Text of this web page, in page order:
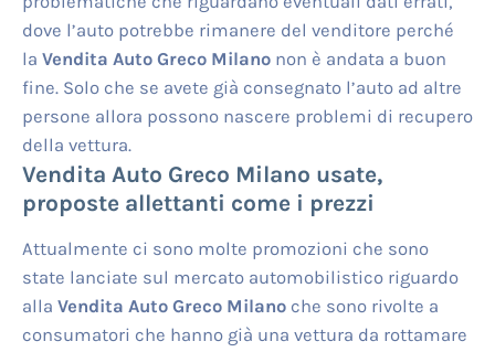
dove l’auto potrebbe rimanere del venditore perché
la Vendita Auto Greco Milanonon è andata a buon
fine. Solo che se avete già consegnato l’auto ad altre
persone allora possono nascere problemi di recupero
della vettura.
Vendita Auto Greco Milano usate,
proposte allettanti come i prezzi
Attualmente ci sono molte promozioni che sono
state lanciate sul mercato automobilistico riguardo
alla Vendita Auto Greco Milanoche sono rivolte a
consumatori che hanno già una vettura da rottamare